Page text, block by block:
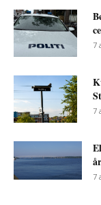
7
7
7